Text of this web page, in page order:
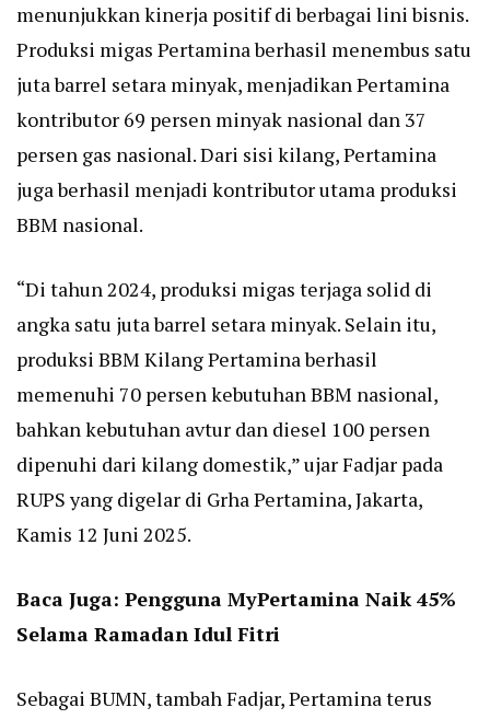
menunjukkan kinerja positif di berbagai lini bisnis.
Produksi migas Pertamina berhasil menembus satu
juta barrel setara minyak, menjadikan Pertamina
kontributor 69 persen minyak nasional dan 37
persen gas nasional. Dari sisi kilang, Pertamina
juga berhasil menjadi kontributor utama produksi
BBM nasional.
“Di tahun 2024, produksi migas terjaga solid di
angka satu juta barrel setara minyak. Selain itu,
produksi BBM Kilang Pertamina berhasil
memenuhi 70 persen kebutuhan BBM nasional,
bahkan kebutuhan avtur dan diesel 100 persen
dipenuhi dari kilang domestik,” ujar Fadjar pada
RUPS yang digelar di Grha Pertamina, Jakarta,
Kamis 12 Juni 2025.
Baca Juga: Pengguna MyPertamina Naik 45%
Selama Ramadan Idul Fitri
Sebagai BUMN, tambah Fadjar, Pertamina terus